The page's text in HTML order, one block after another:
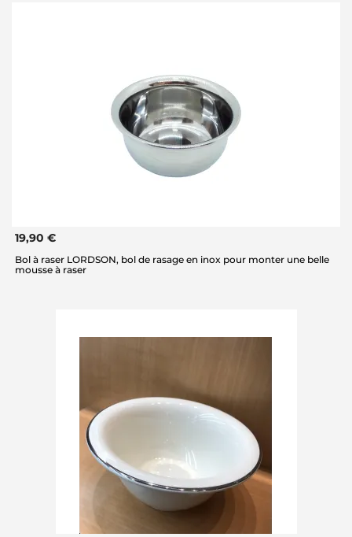
19,90 €
Bol à raser LORDSON, bol de rasage en inox pour monter une belle
mousse à raser